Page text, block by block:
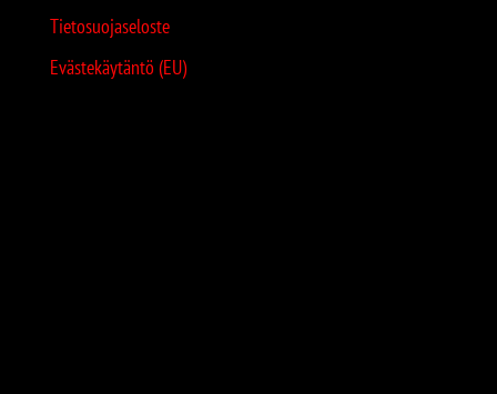
Tietosuojaseloste
Evästekäytäntö (EU)